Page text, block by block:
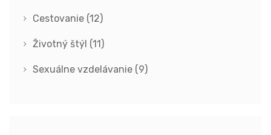
Cestovanie (12)
Životný štýl (11)
Sexuálne vzdelávanie (9)